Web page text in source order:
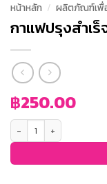
หน้าหลัก / ผลิตภัณฑ์เพื่
กาแฟปรุงสำเ
฿250.00
จำนวน กาแฟปรุงสำเร็จ